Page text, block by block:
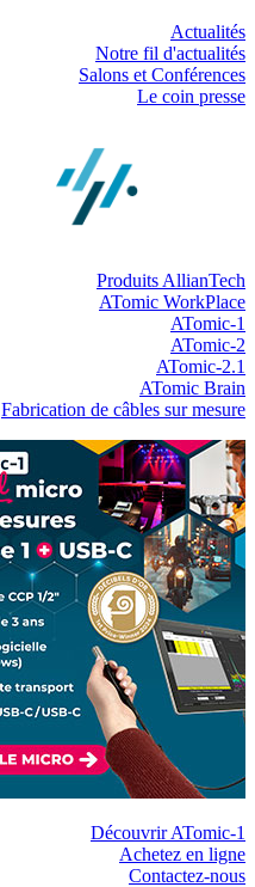
Actualités
Notre fil d'actualités
Salons et Conférences
Le coin presse
Produits AllianTech
ATomic WorkPlace
ATomic-1
ATomic-2
ATomic-2.1
ATomic Brain
Fabrication de câbles sur mesure
Découvrir ATomic-1
Achetez en ligne
Contactez-nous